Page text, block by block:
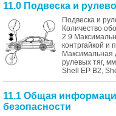
11.0 Подвеска и
Подвеска и
Количество
2.9
контргайкой и
Максимальная
рулевых тяг,
Shell EP B2,
11.1 Общая
безопасности